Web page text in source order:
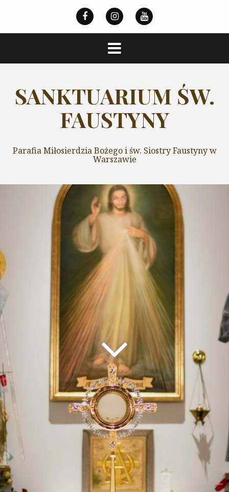
treści
SANKTUARIUM ŚW.
FAUSTYNY
Parafia Miłosierdzia Bożego i św. Siostry Faustyny w
Warszawie